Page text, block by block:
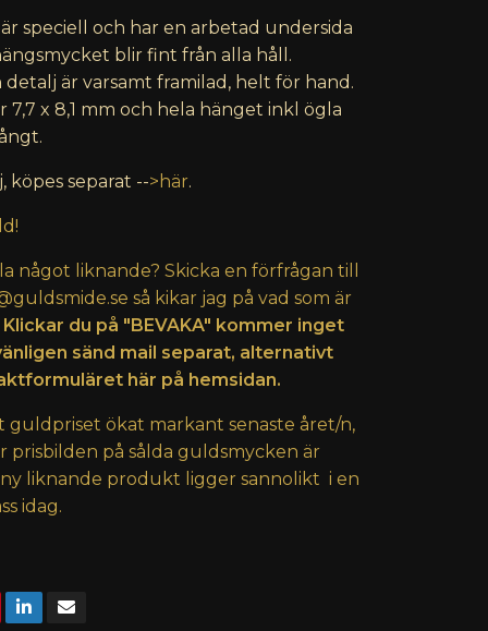
speciell och har en arbetad undersida
blir fint från alla håll.
detalj är varsamt framilad, helt för hand.
7,7 x 8,1 mm och hela hänget inkl ögla
köpes separat -->här.
något liknande? Skicka en förfrågan till
så kikar jag på vad som är
Klickar du på "BEVAKA" kommer inget
sänd mail separat, alternativt
här på hemsidan.
guldpriset ökat markant senaste året/n,
prisbilden på sålda guldsmycken är
liknande produkt ligger sannolikt i en
idag.